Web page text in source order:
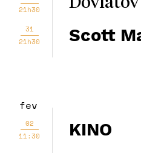
21h30
31
21h30
Scott
fev
02
11:30
KINO